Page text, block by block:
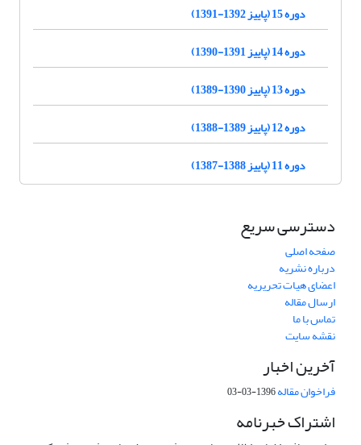
دوره 15 (پاییز 1392-1391)
دوره 14 (پاییز 1391-1390)
دوره 13 (پاییز 1390-1389)
دوره 12 (پاییز 1389-1388)
دوره 11 (پاییز 1388-1387)
دسترسی سریع
صفحه اصلی
درباره نشریه
اعضای هیات تحریریه
ارسال مقاله
تماس با ما
نقشه سایت
آخرین اخبار
فراخوان مقاله1396-03-03
اشتراک خبرنامه